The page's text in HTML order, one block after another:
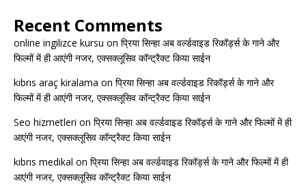
Recent Comments
online ingilizce kursu on प्रिया सिन्हा अब वर्ल्डवाइड रिकॉर्ड्स के गाने और
फिल्मों में ही आएंगी नजर, एक्सक्लूसिव कॉन्ट्रैक्ट किया साईन
kıbrıs araç kiralama on प्रिया सिन्हा अब वर्ल्डवाइड रिकॉर्ड्स के गाने और
फिल्मों में ही आएंगी नजर, एक्सक्लूसिव कॉन्ट्रैक्ट किया साईन
Seo hizmetleri on प्रिया सिन्हा अब वर्ल्डवाइड रिकॉर्ड्स के गाने और फिल्मों में ही
आएंगी नजर, एक्सक्लूसिव कॉन्ट्रैक्ट किया साईन
kıbrıs medikal on प्रिया सिन्हा अब वर्ल्डवाइड रिकॉर्ड्स के गाने और फिल्मों में ही
आएंगी नजर, एक्सक्लूसिव कॉन्ट्रैक्ट किया साईन